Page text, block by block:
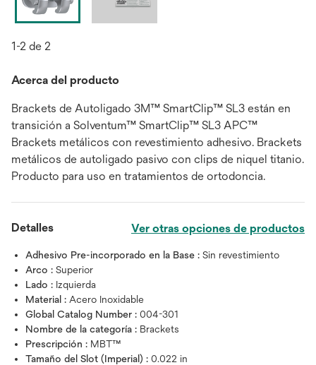
1-2 de 2
Acerca del producto
Brackets de Autoligado 3M™ SmartClip™ SL3 están en
transición a Solventum™ SmartClip™ SL3 APC™
Brackets metálicos con revestimiento adhesivo. Brackets
metálicos de autoligado pasivo con clips de niquel titanio.
Producto para uso en tratamientos de ortodoncia.
Detalles Ver otras opciones de productos
Adhesivo Pre-incorporado en la Base : Sin revestimiento
Arco : Superior
Lado : Izquierda
Material : Acero Inoxidable
Global Catalog Number : 004-301
Nombre de la categoría : Brackets
Prescripción : MBT™
Tamaño del Slot (Imperial) : 0.022 in